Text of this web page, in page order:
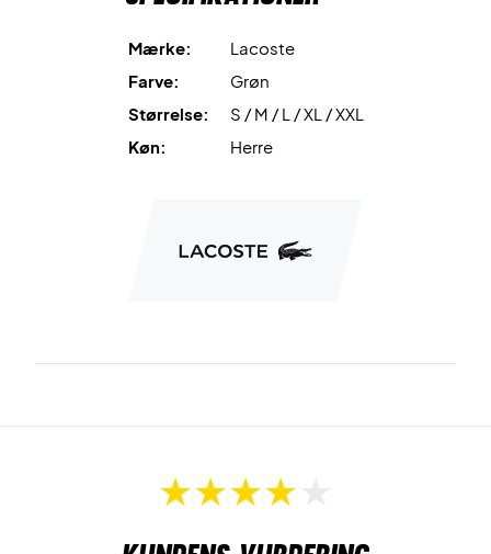
Mærke:
Lacoste
Farve:
Grøn
Størrelse:
S / M / L / XL / XXL
Køn:
Herre